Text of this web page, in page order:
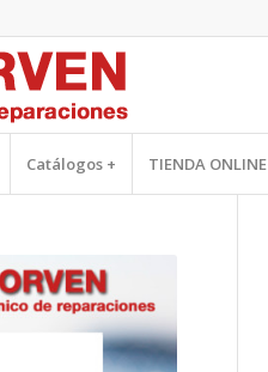
Catálogos + TIENDA ONLINE